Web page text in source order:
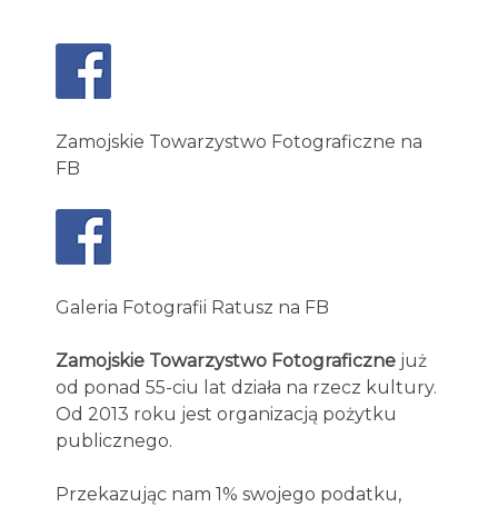
Zamojskie Towarzystwo Fotograficzne na
FB
Galeria Fotografii Ratusz na FB
Zamojskie Towarzystwo Fotograficzne już
od ponad 55-ciu lat działa na rzecz kultury.
Od 2013 roku jest organizacją pożytku
publicznego.
Przekazując nam 1% swojego podatku,